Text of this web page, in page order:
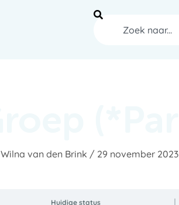
Zoeken
Wilna van den Brink / 29 november 2023
Huidige status